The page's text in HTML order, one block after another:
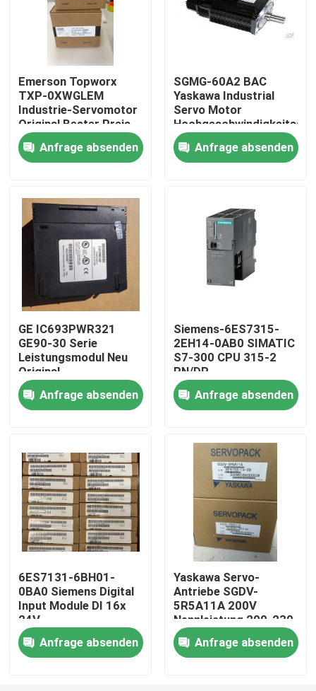
Haus
Produkte
Über uns
Fabrik-Ausflug
Qualitätskontrolle
Treten Sie mit uns in Verbindung
Fordern Sie ein Zitat
Industrieller Servomotor
Industrielle Servo-Antriebe
Emerson Topworx
TXP-0XWGLEM
Industrie-Servomotor
Original Bester Preis
Anfrage absenden
SGMG-60A2 BAC
Yaskawa Industrial
Servo Motor
6000W
Anfrage absenden
GE IC693PWR321
GE90-30 Serie
Leistungsmodul Neu
Original
Anfrage absenden
Siemens-6ES7315-
2EH14-0AB0 SIMATIC
S7-300 CPU 315-2
PN/DP
Anfrage absenden
6ES7131-6BH01-
0BA0 Siemens Digital
Input Module DI 16x
24V
Gleichspannungsstandard
Anfrage absenden
Yaskawa Servo-
Antriebe SGDV-
5R5A11A 200V
Nennleistung 200-230
VAC, 60 Hz Eingang
Anfrage absenden